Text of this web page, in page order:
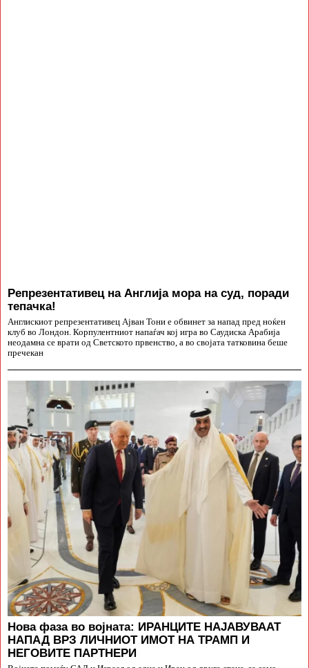
Репрезентативец на Англија мора на суд, поради
тепачка!
Англискиот репрезентативец Ајван Тони е обвинет за напад пред ноќен
клуб во Лондон. Корпулентниот напаѓач кој игра во Саудиска Арабија
неодамна се врати од Светското првенство, а во својата татковина беше
пречекан
Нова фаза во војната: ИРАНЦИТЕ НАЈАВУВААТ
НАПАД ВРЗ ЛИЧНИОТ ИМОТ НА ТРАМП И
НЕГОВИТЕ ПАРТНЕРИ